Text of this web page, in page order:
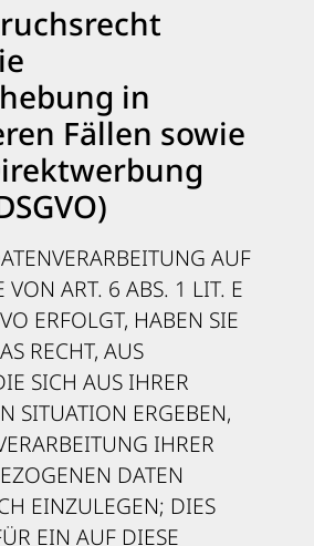
in
Fällen sowie
AUF
VON ART. 6 ABS. 1 LIT. E
ERFOLGT, HABEN SIE
RECHT, AUS
SICH AUS IHRER
SITUATION ERGEBEN,
IHRER
DATEN
EINZULEGEN; DIES
EIN AUF DIESE